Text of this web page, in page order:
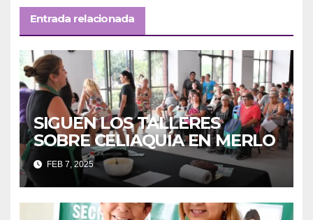
Entrada relacionada
SIGUEN LOS TALLERES
SOBRE CELIAQUÍA EN MERLO
FEB 7, 2025